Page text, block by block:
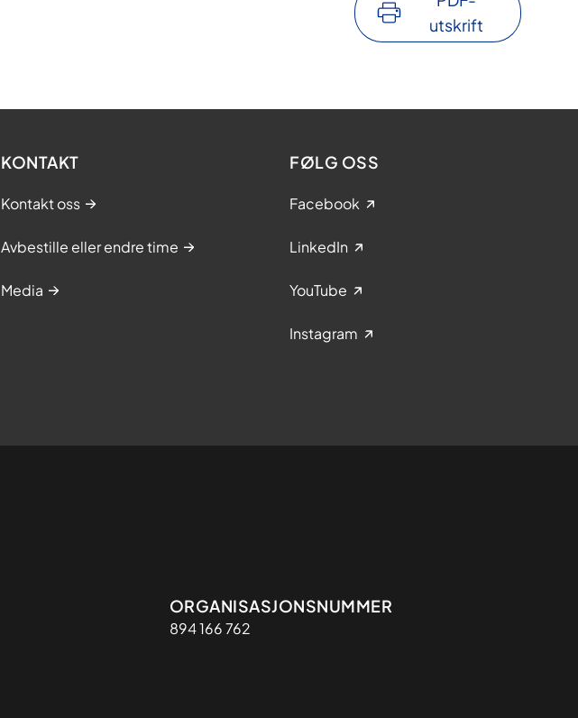
utskrift
KONTAKT
Kontakt oss
Avbestille eller endre time
Media
FØLG OSS
Facebook
LinkedIn
YouTube
Instagram
Organisasjon
ORGANISASJONSNUMMER
894 166 762